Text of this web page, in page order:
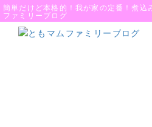
簡単だけど本格的！我が家の定番！煮込
ファミリーブログ